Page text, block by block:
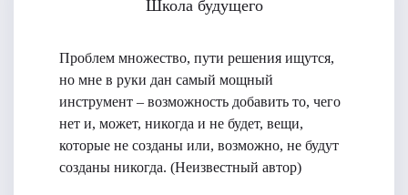
Школа будущего
Проблем множество, пути решения ищутся,
но мне в руки дан самый мощный
инструмент – возможность добавить то, чего
нет и, может, никогда и не будет, вещи,
которые не созданы или, возможно, не будут
созданы никогда. (Неизвестный автор)